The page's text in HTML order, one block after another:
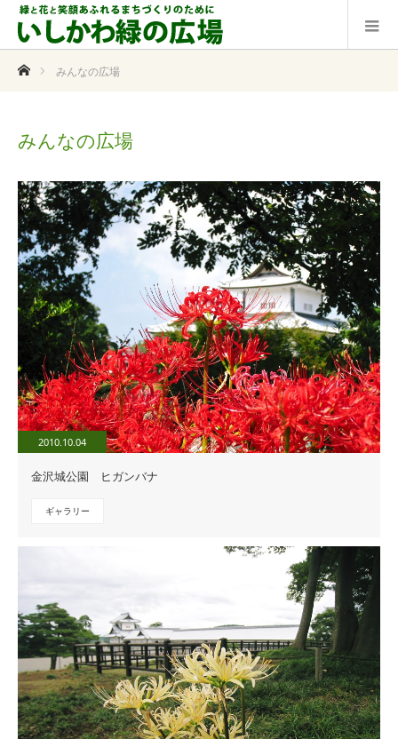
ホームみんなの広場
みんなの広場
2010.10.04
金沢城公園 ヒガンバナ
ギャラリー